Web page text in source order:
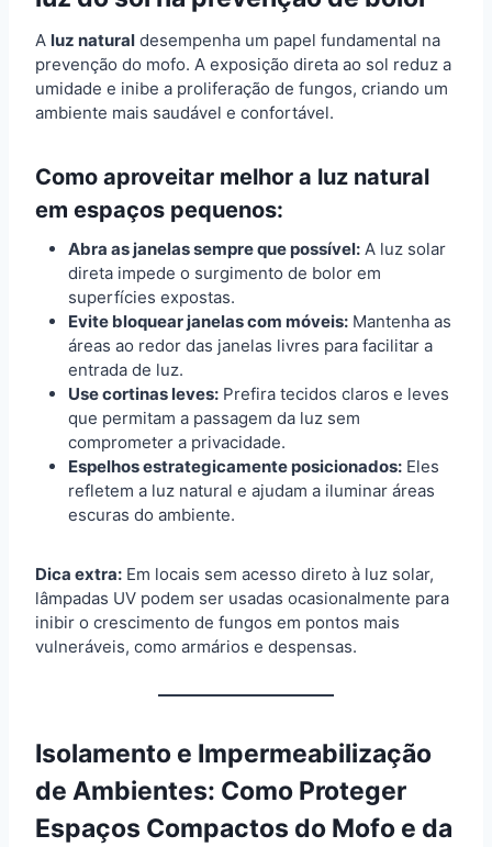
A luz natural desempenha um papel fundamental na
prevenção do mofo. A exposição direta ao sol reduz a
umidade e inibe a proliferação de fungos, criando um
ambiente mais saudável e confortável.
Como aproveitar melhor a luz natural
em espaços pequenos:
Abra as janelas sempre que possível: A luz solar
direta impede o surgimento de bolor em
superfícies expostas.
Evite bloquear janelas com móveis: Mantenha as
áreas ao redor das janelas livres para facilitar a
entrada de luz.
Use cortinas leves: Prefira tecidos claros e leves
que permitam a passagem da luz sem
comprometer a privacidade.
Espelhos estrategicamente posicionados: Eles
refletem a luz natural e ajudam a iluminar áreas
escuras do ambiente.
Dica extra: Em locais sem acesso direto à luz solar,
lâmpadas UV podem ser usadas ocasionalmente para
inibir o crescimento de fungos em pontos mais
vulneráveis, como armários e despensas.
Isolamento e Impermeabilização
de Ambientes: Como Proteger
Espaços Compactos do Mofo e da